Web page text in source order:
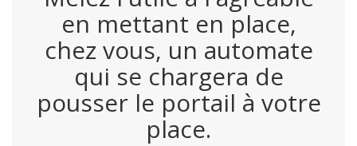
en mettant en place,
chez vous, un automate
qui se chargera de
pousser le portail à votre
place.